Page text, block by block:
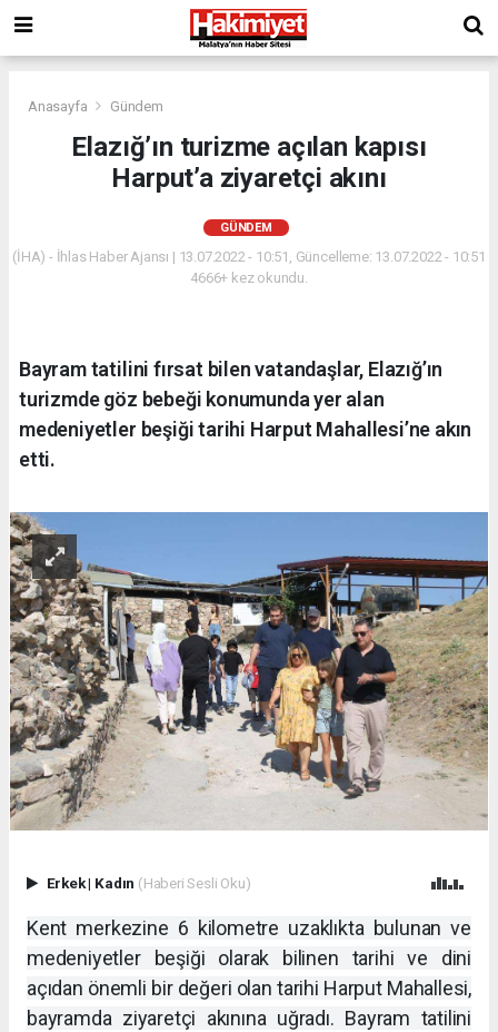
Anasayfa Gündem
Elazığ’ın turizme açılan kapısı
Harput’a ziyaretçi akını
GÜNDEM
(İHA) - İhlas Haber Ajansı | 13.07.2022 - 10:51, Güncelleme: 13.07.2022 - 10:51
4666+ kez okundu.
Bayram tatilini fırsat bilen vatandaşlar, Elazığ’ın
turizmde göz bebeği konumunda yer alan
medeniyetler beşiği tarihi Harput Mahallesi’ne akın
etti.
Erkek| Kadın (Haberi Sesli Oku)
Kent merkezine 6 kilometre uzaklıkta bulunan ve
medeniyetler beşiği olarak bilinen tarihi ve dini
açıdan önemli bir değeri olan tarihi Harput Mahallesi,
bayramda ziyaretçi akınına uğradı. Bayram tatilini